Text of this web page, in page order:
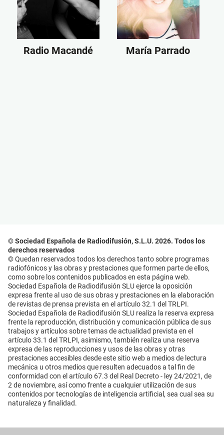
Radio Macandé María Parrado
© Sociedad Española de Radiodifusión, S.L.U. 2026. Todos los
derechos reservados
© Quedan reservados todos los derechos tanto sobre programas
radiofónicos y las obras y prestaciones que formen parte de ellos,
como sobre los contenidos publicados en esta página web.
Sociedad Española de Radiodifusión SLU ejerce la oposición
expresa frente al uso de sus obras y prestaciones en la elaboración
de revistas de prensa prevista en el artículo 32.1 del TRLPI.
Sociedad Española de Radiodifusión SLU realiza la reserva expresa
frente la reproducción, distribución y comunicación pública de sus
trabajos y artículos sobre temas de actualidad prevista en el
artículo 33.1 del TRLPI, asimismo, también realiza una reserva
expresa de las reproducciones y usos de las obras y otras
prestaciones accesibles desde este sitio web a medios de lectura
mecánica u otros medios que resulten adecuados a tal fin de
conformidad con el artículo 67.3 del Real Decreto - ley 24/2021, de
2 de noviembre, así como frente a cualquier utilización de sus
contenidos por tecnologías de inteligencia artificial, sea cual sea su
naturaleza y finalidad.